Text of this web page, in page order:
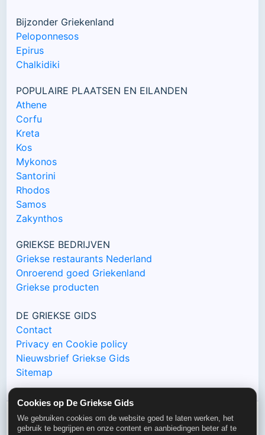
Cookies op De Griekse Gids
We gebruiken cookies om de website goed te laten werken, het
gebruik te begrijpen en onze content en aanbiedingen beter af te
Bijzonder Griekenland
Peloponnesos
Epirus
Chalkidiki
POPULAIRE PLAATSEN EN EILANDEN
Athene
Corfu
Kreta
Kos
Mykonos
Santorini
Rhodos
Samos
Zakynthos
GRIEKSE BEDRIJVEN
Griekse restaurants Nederland
Onroerend goed Griekenland
Griekse producten
DE GRIEKSE GIDS
Contact
Privacy en Cookie policy
Nieuwsbrief Griekse Gids
Sitemap
© De Griekse Gids 2000-2026